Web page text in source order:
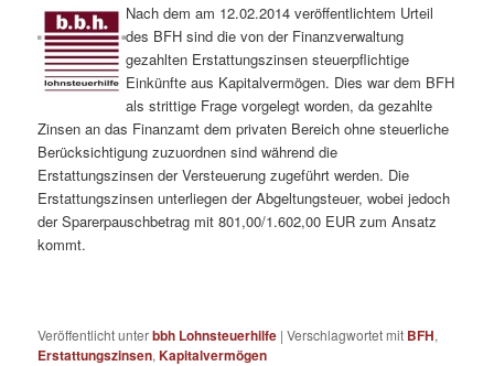
Nach dem am 12.02.2014 veröffentlichtem Urteil
des BFH sind die von der Finanzverwaltung
gezahlten Erstattungszinsen steuerpflichtige
Einkünfte aus Kapitalvermögen. Dies war dem BFH
als strittige Frage vorgelegt worden, da gezahlte
Zinsen an das Finanzamt dem privaten Bereich ohne steuerliche
Berücksichtigung zuzuordnen sind während die
Erstattungszinsen der Versteuerung zugeführt werden. Die
Erstattungszinsen unterliegen der Abgeltungsteuer, wobei jedoch
der Sparerpauschbetrag mit 801,00/1.602,00 EUR zum Ansatz
kommt.
Veröffentlicht unterbbh Lohnsteuerhilfe |Verschlagwortet mit BFH,
Erstattungszinsen,Kapitalvermögen